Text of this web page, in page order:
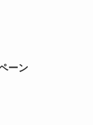
ーン